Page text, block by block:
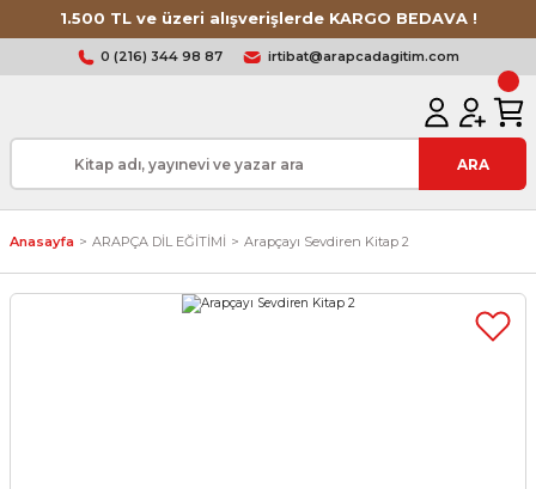
1.500 TL ve üzeri alışverişlerde KARGO BEDAVA !
0 (216) 344 98 87 irtibat@arapcadagitim.com
ARA
Anasayfa ARAPÇA DİL EĞİTİMİ Arapçayı Sevdiren Kitap 2